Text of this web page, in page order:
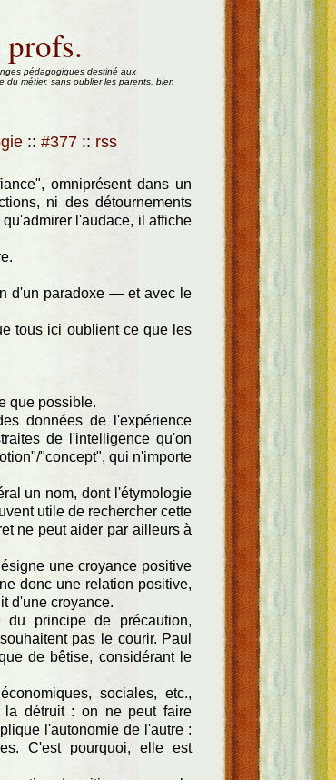
pédagogiques destiné aux
métier, sans oublier les parents, bien
:: #377 :: rss
omniprésent dans un
ni des détournements
l'audace, il affiche
d'un paradoxe — et avec le
tous ici oublient ce que les
que possible.
données de l'expérience
de l'intelligence qu'on
"concept", qui n'importe
un nom, dont l'étymologie
utile de rechercher cette
ne peut aider par ailleurs à
une croyance positive
donc une relation positive,
d'une croyance.
principe de précaution,
pas le courir. Paul
de bêtise, considérant le
sociales, etc.,
la détruit : on ne peut faire
l'autonomie de l'autre :
C'est pourquoi, elle est